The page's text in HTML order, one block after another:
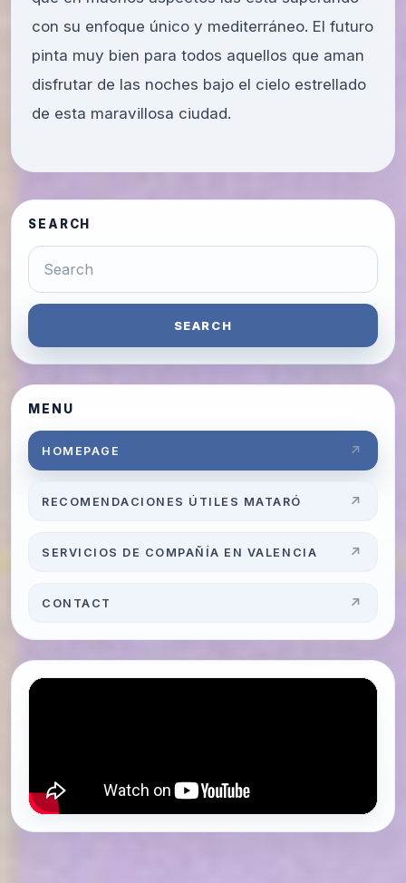
con su enfoque único y mediterráneo. El futuro
pinta muy bien para todos aquellos que aman
disfrutar de las noches bajo el cielo estrellado
de esta maravillosa ciudad.
SEARCH
SEARCH
MENU
HOMEPAGE
RECOMENDACIONES ÚTILES MATARÓ
SERVICIOS DE COMPAÑÍA EN VALENCIA
CONTACT